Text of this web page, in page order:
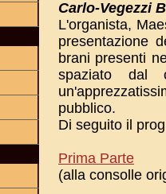
Carlo-Vegezzi
L'organista,
presentazione
brani presenti
spaziato dal
pubblico.
Di seguito il
Prima Parte
(alla consolle